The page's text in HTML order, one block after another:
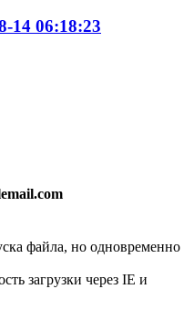
14 06:18:23
файла, но одновременно
загрузки через IE и